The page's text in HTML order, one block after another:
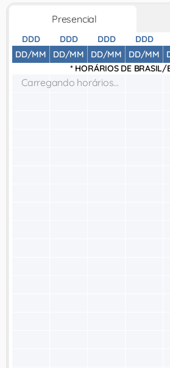
Presencial
DDD
DD/MM
DDD
DD/MM
DDD
DD/MM
DDD
DD/MM
* HORÁRIOS DE BRASIL/
Carregando horários...